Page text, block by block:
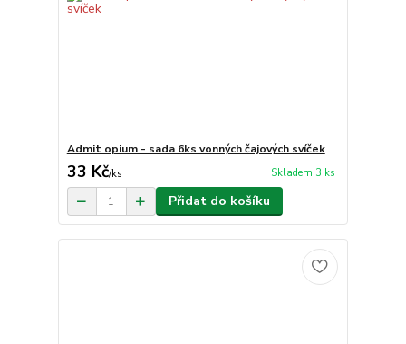
Admit opium - sada 6ks vonných čajových svíček
33 Kč/ks Skladem 3 ks
Přidat do košíku